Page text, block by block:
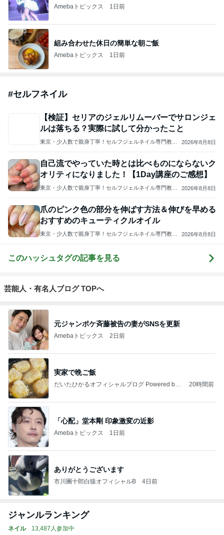
Amebaトピックス 1日前
組み合わせた休日の簡単な朝ご飯
Amebaトピックス 1日前
#セルフネイル
【検証】セリアのジェルリムーバーでサロンジェ
ルは落ちる？実際に試して分かったこと
東京・少人数で親身丁寧！セルフジェルネイル専門教室
2026年8月8日
自己流でやっていた時とは比べものにならないク
オリティになりました！【1Day講座のご感想】
東京・少人数で親身丁寧！セルフジェルネイル専門教室
2026年8月8日
爪のピンク色の部分を伸ばす方法＆伸びを早める
おすすめのキューティクルオイル
東京・少人数で親身丁寧！セルフジェルネイル専門教室
2026年8月8日
このハッシュタグの記事を見る
芸能人・有名人ブログ TOPへ
元ジャンポケ斉藤被告の妻がSNSを更新
Amebaトピックス 2日前
実家で晩ご飯
だいたひかるオフィシャルブログ Powered by
20時間前
「心配」堂本剛 印象激変の近影
Amebaトピックス 1日前
ありがとうございます
市川團十郎白猿オフィシャルB 4日前
ジャンルランキング
ネイル 13,487人参加中